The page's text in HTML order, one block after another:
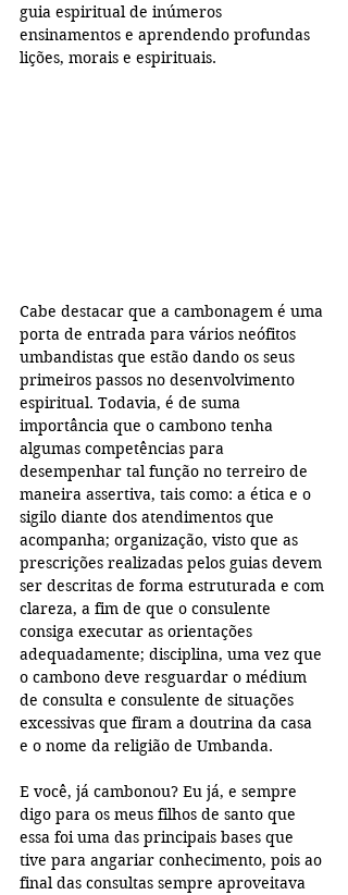
guia espiritual de inúmeros
ensinamentos e aprendendo profundas
lições, morais e espirituais.
Cabe destacar que a cambonagem é uma
porta de entrada para vários neófitos
umbandistas que estão dando os seus
primeiros passos no desenvolvimento
espiritual. Todavia, é de suma
importância que o cambono tenha
algumas competências para
desempenhar tal função no terreiro de
maneira assertiva, tais como: a ética e o
sigilo diante dos atendimentos que
acompanha; organização, visto que as
prescrições realizadas pelos guias devem
ser descritas de forma estruturada e com
clareza, a fim de que o consulente
consiga executar as orientações
adequadamente; disciplina, uma vez que
o cambono deve resguardar o médium
de consulta e consulente de situações
excessivas que firam a doutrina da casa
e o nome da religião de Umbanda.
E você, já cambonou? Eu já, e sempre
digo para os meus filhos de santo que
essa foi uma das principais bases que
tive para angariar conhecimento, pois ao
final das consultas sempre aproveitava